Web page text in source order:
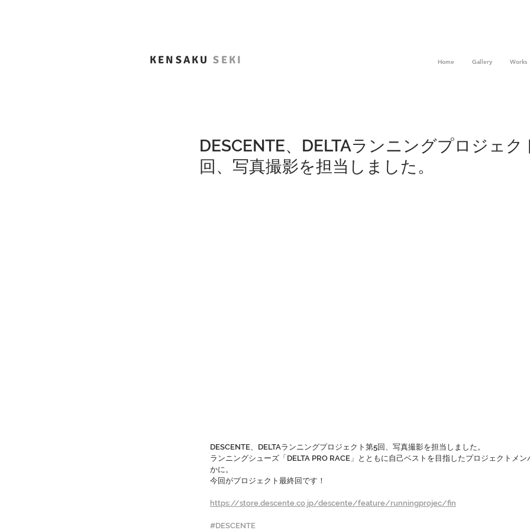
KENSAKUSEKI Home Gallery Works
DESCENTE、DELTAランニングプロジェク
回、写真撮影を担当しました。
DESCENTE、DELTAランニングプロジェクト第5回、写真撮影を担当しました。
ランニングシューズ「DELTA PRO RACE」とともに自己ベストを目指したプロジェクトメ
かに。
今回がプロジェクト最終回です！
https://store.descente.co.jp/descente/feature/runningprojec/fin
#DESCENTE